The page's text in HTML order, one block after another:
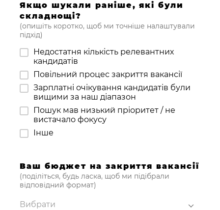
Якщо шукали раніше, які були
складнощі?
(опишіть коротко, щоб ми точніше налаштували
підхід)
Недостатня кількість релевантних
кандидатів
Повільний процес закриття вакансії
Зарплатні очікування кандидатів були
вищими за наш діапазон
Пошук мав низький пріоритет / не
вистачало фокусу
Інше
Ваш бюджет на закриття вакансії
(поділіться, будь ласка, щоб ми підібрали
відповідний формат)
Вибрати